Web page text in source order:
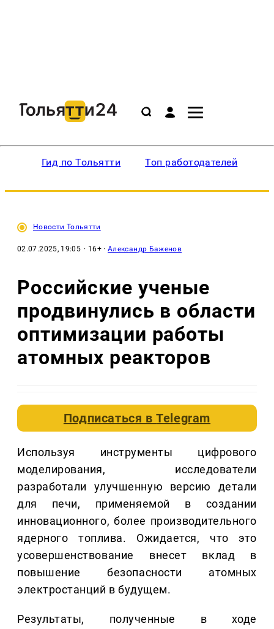
Гид по Тольятти Топ работодателей
Новости Тольятти
02.07.2025, 19:05 · 16+ ·Александр Баженов
Российские ученые
продвинулись в области
оптимизации работы
атомных реакторов
Подписаться вTelegram
Используя инструменты цифрового
моделирования, исследователи
разработали улучшенную версию детали
для печи, применяемой в создании
инновационного, более производительного
ядерного топлива. Ожидается, что это
усовершенствование внесет вклад в
повышение безопасности атомных
электростанций в будущем.
Результаты, полученные в ходе